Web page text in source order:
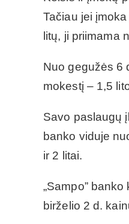
Tačiau jei
litų, ji priimama
Nuo gegužės 6
mokestį – 1,5
Savo paslaugų
banko viduje
ir 2 litai.
„Sampo”
birželio 2 d.